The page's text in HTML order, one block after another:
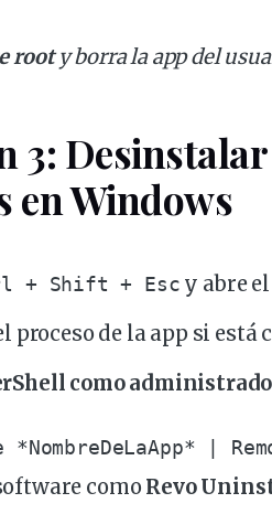
rooty borra la app del
3:
en Windows
+ Shift + Esc y abre el
proceso de la app si está
como
*NombreDeLaApp* |
comoRevo